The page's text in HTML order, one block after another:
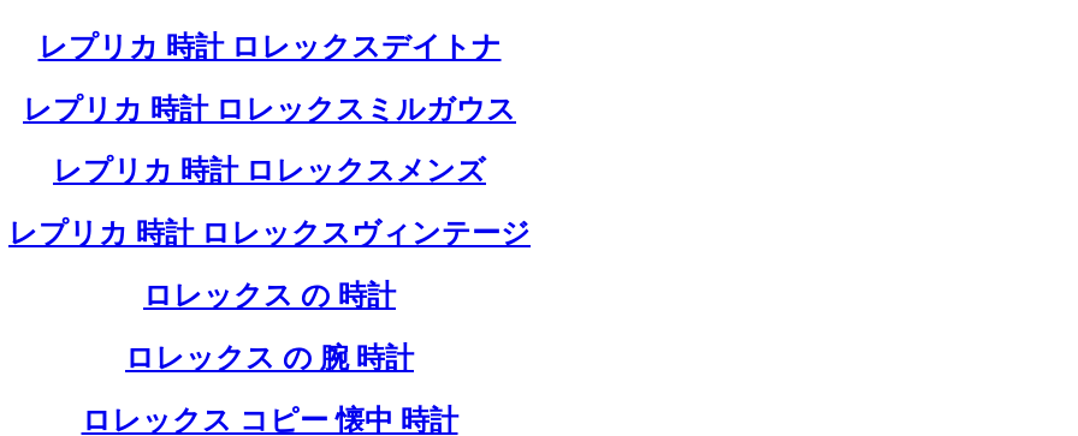
レプリカ 時計 ロレックスデイトナ
レプリカ 時計 ロレックスミルガウス
レプリカ 時計 ロレックスメンズ
レプリカ 時計 ロレックスヴィンテージ
ロレックス の 時計
ロレックス の 腕 時計
ロレックス コピー 懐中 時計